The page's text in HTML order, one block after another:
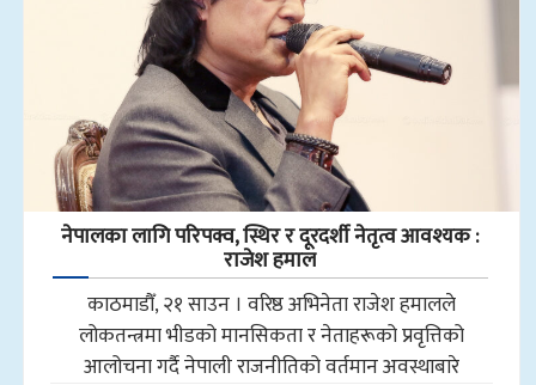
नेपालका लागि परिपक्व, स्थिर र दूरदर्शी नेतृत्व आवश्यक :
राजेश हमाल
काठमाडौँ, २१ साउन । वरिष्ठ अभिनेता राजेश हमालले
लोकतन्त्रमा भीडको मानसिकता र नेताहरूको प्रवृत्तिको
आलोचना गर्दै नेपाली राजनीतिको वर्तमान अवस्थाबारे